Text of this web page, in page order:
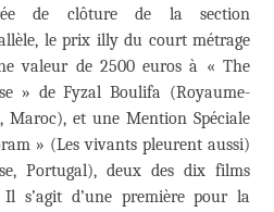
de clôture de la section
le prix illy du court métrage
valeur de 2500 euros à « The
» de Fyzal Boulifa (Royaume-
Maroc), et une Mention Spéciale
» (Les vivants pleurent aussi)
Portugal), deux des dix films
Il s’agit d’une première pour la